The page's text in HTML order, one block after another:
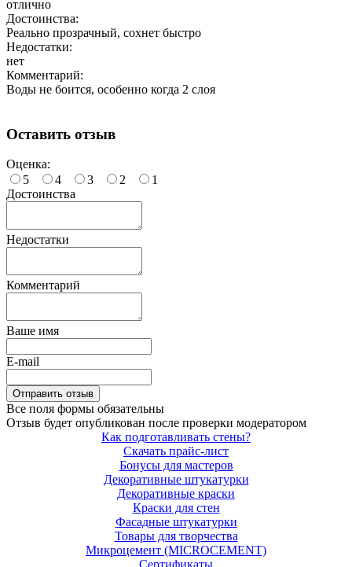
отлично
Достоинства:
Реально прозрачный, сохнет быстро
Недостатки:
нет
Комментарий:
Воды не боится, особенно когда 2 слоя
Оставить отзыв
Оценка:
5
4 3 2
1
Достоинства
Недостатки
Комментарий
Ваше имя
E-mail
Все поля формы обязательны
Отзыв будет опубликован после проверки модератором
Как подготавливать стены?
Скачать прайс-лист
Бонусы для мастеров
Декоративные штукатурки
Декоративные краски
Краски для стен
Фасадные штукатурки
Товары для творчества
Микроцемент (MICROCEMENT)